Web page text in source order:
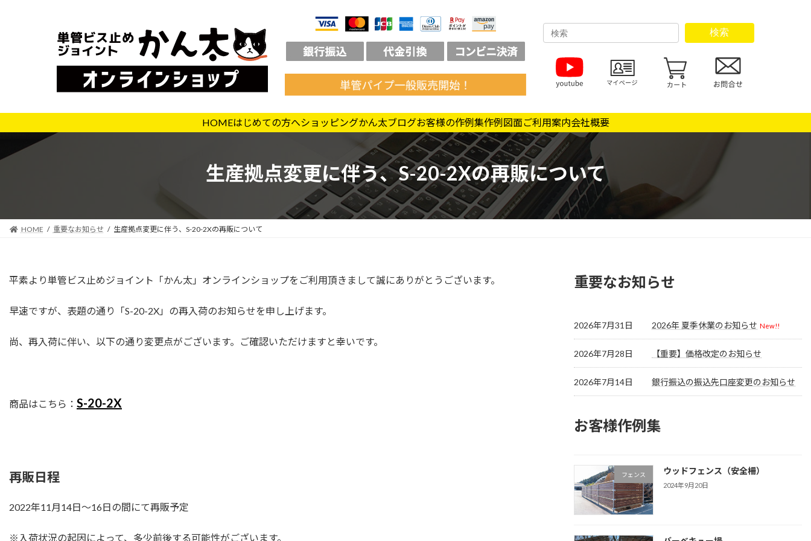
検索
HOMEはじめての方へショッピングかん太ブログお客様の作例集作例図面ご利用案内会社概要
生産拠点変更に伴う、S-20-2Xの再販について
HOME 重要なお知らせ 生産拠点変更に伴う、S-20-2Xの再販について
平素より単管ビス止めジョイント「かん太」オンラインショップをご利用頂きまして誠にありがとうございます。
早速ですが、表題の通り「S-20-2X」の再入荷のお知らせを申し上げます。
尚、再入荷に伴い、以下の通り変更点がございます。ご確認いただけますと幸いです。
商品はこちら： S-20-2X
再販日程
2022年11月14日～16日の間にて再販予定
※入荷状況の起因によって、多少前後する可能性がございます。
重要なお知らせ
2026年7月31日 2026年 夏季休業のお知らせ New!!
2026年7月28日 【重要】価格改定のお知らせ
2026年7月14日 銀行振込の振込先口座変更のお知らせ
お客様作例集
フェンス ウッドフェンス（安全柵）
2024年9月20日